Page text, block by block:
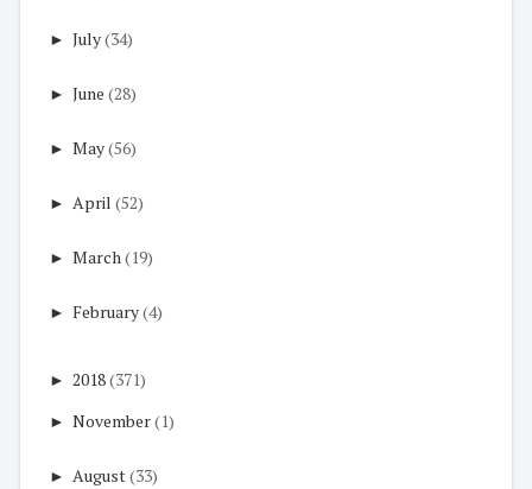
► July(34)
► June (28)
► May(56)
► April (52)
► March(19)
► February(4)
► 2018(371)
► November(1)
► August(33)